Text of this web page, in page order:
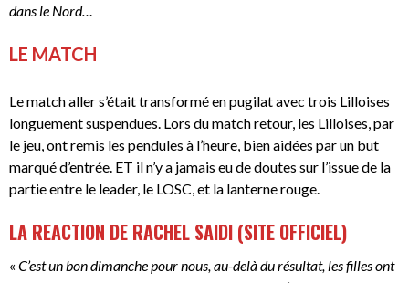
dans le Nord…
LE MATCH
Le match aller s’était transformé en pugilat avec trois Lilloises
longuement suspendues. Lors du match retour, les Lilloises, par
le jeu, ont remis les pendules à l’heure, bien aidées par un but
marqué d’entrée. ET il n’y a jamais eu de doutes sur l’issue de la
partie entre le leader, le LOSC, et la lanterne rouge.
LA REACTION DE RACHEL SAIDI (SITE OFFICIEL)
« C’est un bon dimanche pour nous, au-delà du résultat, les filles ont